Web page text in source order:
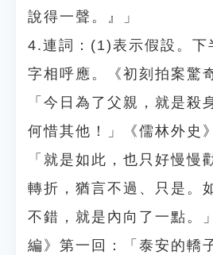
說得一聲。』」
4.連詞：(1)表示假設。下
字相呼應。《初刻拍案驚
「今日為了父親，就是殺
何惜其他！」《儒林外史
「就是如此，也只好慢慢
轉折，猶言不過、只是。
不錯，就是內向了一點。
編》第一回：「泰安的轎